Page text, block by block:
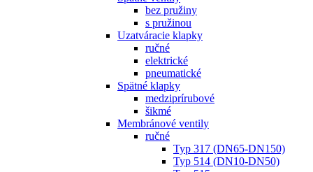
bez pružiny
s pružinou
Uzatváracie klapky
ručné
elektrické
pneumatické
Spätné klapky
medziprírubové
šikmé
Membránové ventily
ručné
Typ 317 (DN65-DN150)
Typ 514 (DN10-DN50)